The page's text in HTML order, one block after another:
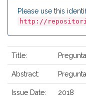
Please use this
http://
Title:
Abstract:
Issue Date: 2018